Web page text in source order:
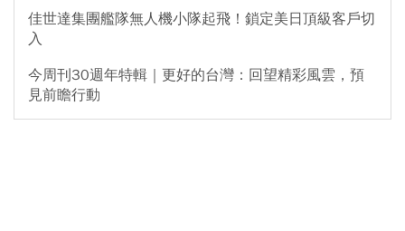
佳世達集團艦隊無人機小隊起飛！鎖定美日頂級客戶切
入
今周刊30週年特輯｜更好的台灣：回望精彩風雲，預
見前瞻行動